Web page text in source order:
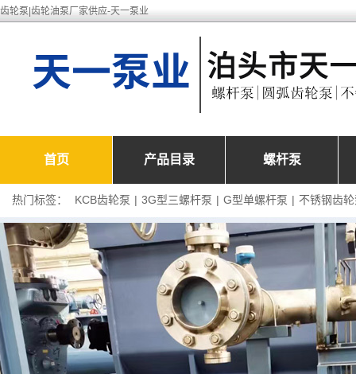
齿轮泵|齿轮油泵厂家供应-天一泵业
首页 产品目录 螺杆泵
热门标签： KCB齿轮泵 | 3G型三螺杆泵 | G型单螺杆泵 | 不锈钢齿